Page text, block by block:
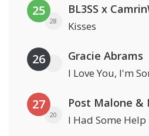
25
28 Kisses
26 Gracie Abrams
I Love You, I'm
27
20
Post Malone &
I Had Some Help